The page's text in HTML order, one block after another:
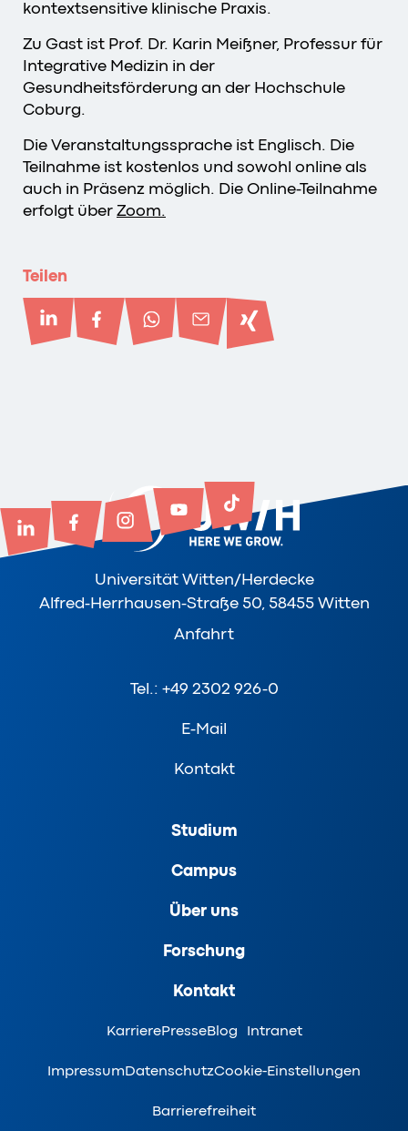
kontextsensitive klinische Praxis.
Zu Gast ist Prof. Dr. Karin Meißner, Professur für
Integrative Medizin in der
Gesundheitsförderung an der Hochschule
Coburg.
Die Veranstaltungssprache ist Englisch. Die
Teilnahme ist kostenlos und sowohl online als
auch in Präsenz möglich. Die Online-Teilnahme
erfolgt über Zoom.
Teilen
Universität Witten/Herdecke
Alfred-Herrhausen-Straße 50, 58455 Witten
Anfahrt
Tel.: +49 2302 926-0
E-Mail
Kontakt
Studium
Campus
Über uns
Forschung
Kontakt
KarrierePresseBlog Intranet
ImpressumDatenschutzCookie-Einstellungen
Barrierefreiheit